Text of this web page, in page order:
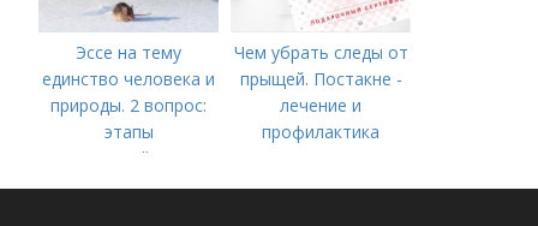
Эссе на тему
единство человека и
природы. 2 вопрос:
этапы
взаимодействия
природного и
Чем убрать следы от
прыщей. Постакне -
лечение и
профилактика